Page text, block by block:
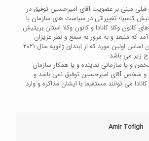
قبلی مبنی بر عضویت آقای امیرحسین توفیق در
کلمبیا؛ تغییراتی در سیاست های سازمان با
کانون وکلا کانادا و کانون وکلا استان بریتیش
که منبعد و به مرور به سمع و نظر عزیزان
خواهد رسید. بر همین اساس اولین مورد که از ابتدای ژانویه سال ۲۰۲۱
زیر می باشد:
و یا سازمانی نماینده و یا همکار سازمان
و شخص آقای امیرحسین توفیق نمی باشد و
می توانند مستقیما با ایشان مذاکره و وارد
Amir Tofigh